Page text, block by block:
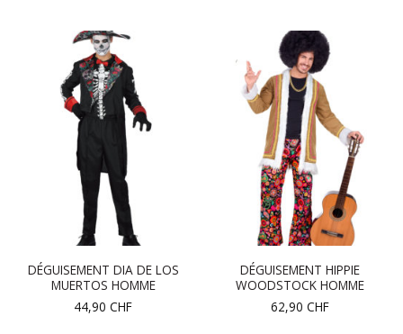
DÉGUISEMENT DIA DE LOS
MUERTOS HOMME
44,90 CHF
DÉGUISEMENT HIPPIE
WOODSTOCK HOMME
62,90 CHF